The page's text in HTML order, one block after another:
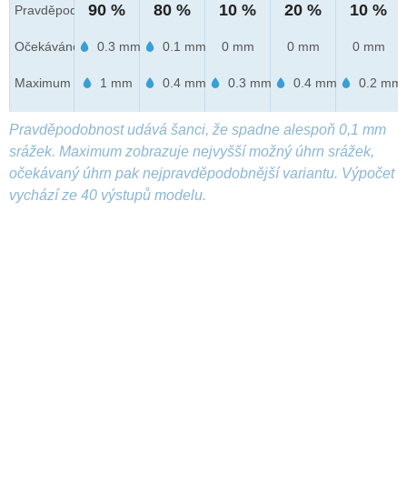
Pravděpod.
Očekáváno
Maximum
90 %
0.3 mm
1 mm
80 %
0.1 mm
0.4 mm
10 %
0 mm
0.3 mm
20 %
0 mm
0.4 mm
10 %
0 mm
0.2 mm
Pravděpodobnost udává šanci, že spadne alespoň 0,1 mm
srážek. Maximum zobrazuje nejvyšší možný úhrn srážek,
očekávaný úhrn pak nejpravděpodobnější variantu. Výpočet
vychází ze 40 výstupů modelu.